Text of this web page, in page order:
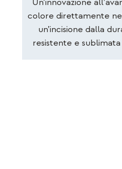
colore direttamente
un’incisione dalla
resistente e